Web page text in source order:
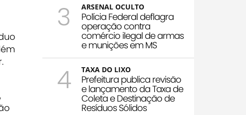
3 ARSENAL OCULTO
Polícia Federal deflagra
operação contra
comércio ilegal de armas
e munições em MS
4 TAXA DO LIXO
Prefeitura publica revisão
e lançamento da Taxa de
Coleta e Destinação de
Resíduos Sólidos